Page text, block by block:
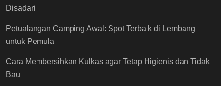
Disadari
Petualangan Camping Awal: Spot Terbaik di Lembang
untuk Pemula
Cara Membersihkan Kulkas agar Tetap Higienis dan Tidak
Bau